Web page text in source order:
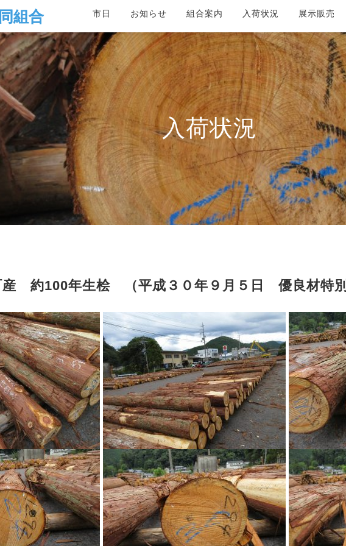
市日 お知らせ 組合案内 入荷状況 展示販売
入荷状況
産 約100年生桧 （平成３０年９月５日 優良材特